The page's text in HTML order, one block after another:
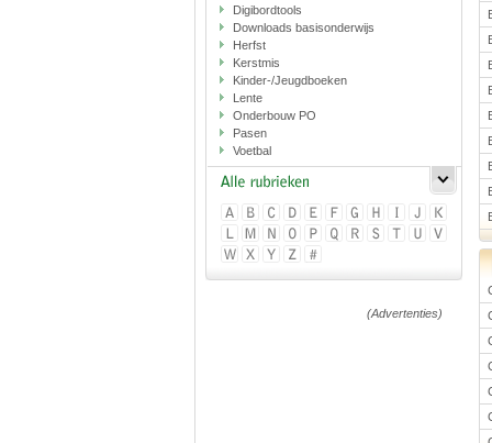
Digibordtools
Downloads basisonderwijs
Herfst
Kerstmis
Kinder-/Jeugdboeken
Lente
Onderbouw PO
Pasen
Voetbal
(Advertenties)